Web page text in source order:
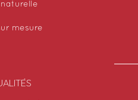
mesure